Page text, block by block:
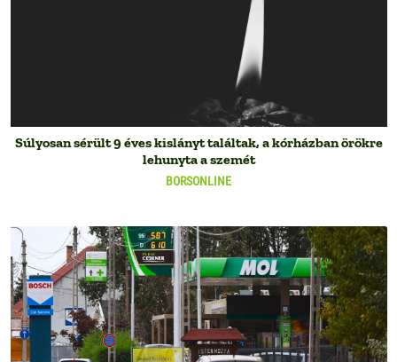
BORSONLINE
Súlyosan sérült 9 éves kislányt találtak, a kórházban örökre
lehunyta a szemét